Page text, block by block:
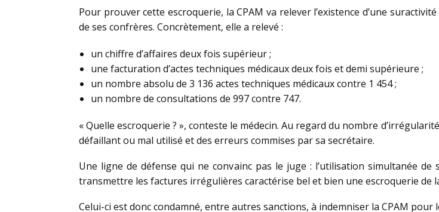
Pour prouver cette escroquerie, la CPAM va relever l’existence d’une
de ses confrères. Concrètement, elle a relevé :
un chiffre d’affaires deux fois supérieur ;
une facturation d’actes techniques médicaux deux fois et demi supérieure ;
un nombre absolu de 3 136 actes techniques médicaux contre 1 454 ;
un nombre de consultations de 997 contre 747.
« Quelle escroquerie ? », conteste le médecin. Au regard du nombre
défaillant ou mal utilisé et des erreurs commises par sa secrétaire.
Une ligne de défense qui ne convainc pas le juge : l’utilisation simultanée
transmettre les factures irrégulières caractérise bel et bien une escroquerie de
Celui-ci est donc condamné, entre autres sanctions, à indemniser la CPAM pour